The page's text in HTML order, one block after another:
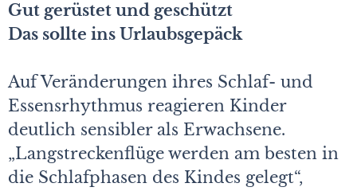
Gut gerüstet und geschützt
Das sollte ins Urlaubsgepäck
Auf Veränderungen ihres Schlaf- und
Essensrhythmus reagieren Kinder
deutlich sensibler als Erwachsene.
„Langstreckenflüge werden am besten in
die Schlafphasen des Kindes gelegt“,